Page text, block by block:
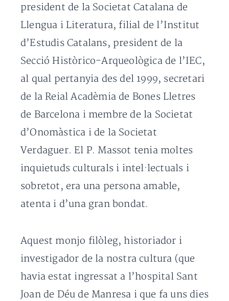
president de la Societat Catalana de
Llengua i Literatura, filial de l’Institut
d’Estudis Catalans, president de la
Secció Històrico-Arqueològica de l’IEC,
al qual pertanyia des del 1999, secretari
de la Reial Acadèmia de Bones Lletres
de Barcelona i membre de la Societat
d’Onomàstica i de la Societat
Verdaguer. El P. Massot tenia moltes
inquietuds culturals i intel·lectuals i
sobretot, era una persona amable,
atenta i d’una gran bondat.
Aquest monjo filòleg, historiador i
investigador de la nostra cultura (que
havia estat ingressat a l’hospital Sant
Joan de Déu de Manresa i que fa uns dies